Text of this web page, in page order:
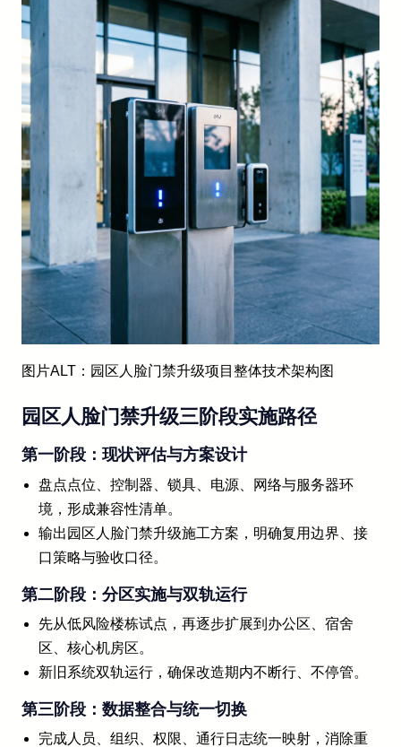
图片ALT：园区人脸门禁升级项目整体技术架构图
园区人脸门禁升级三阶段实施路径
第一阶段：现状评估与方案设计
盘点点位、控制器、锁具、电源、网络与服务器环
境，形成兼容性清单。
输出园区人脸门禁升级施工方案，明确复用边界、接
口策略与验收口径。
第二阶段：分区实施与双轨运行
先从低风险楼栋试点，再逐步扩展到办公区、宿舍
区、核心机房区。
新旧系统双轨运行，确保改造期内不断行、不停管。
第三阶段：数据整合与统一切换
完成人员、组织、权限、通行日志统一映射，消除重